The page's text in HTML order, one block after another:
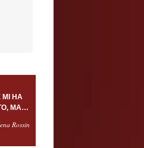
MI HA
MA
Rossin